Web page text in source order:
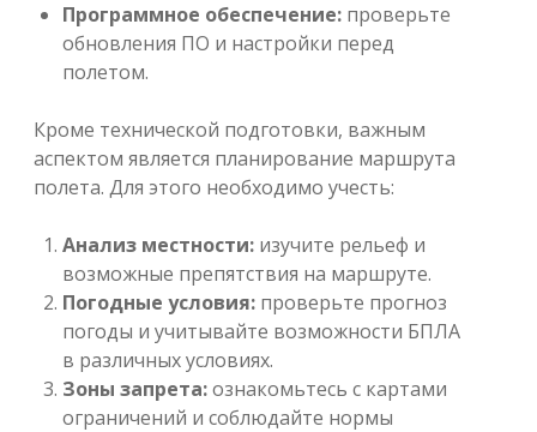
Программное обеспечение: проверьте
обновления ПО и настройки перед
полетом.
Кроме технической подготовки, важным
аспектом является планирование маршрута
полета. Для этого необходимо учесть:
Анализ местности: изучите рельеф и
возможные препятствия на маршруте.
Погодные условия: проверьте прогноз
погоды и учитывайте возможности БПЛА
в различных условиях.
Зоны запрета:ознакомьтесь с картами
ограничений и соблюдайте нормы